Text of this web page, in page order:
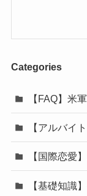
Categories
【FAQ】米
【アルバイ
【国際恋愛
【基礎知識